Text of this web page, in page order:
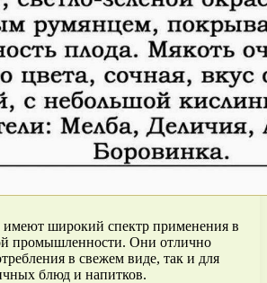
имеют широкий спектр применения в
промышленности. Они отлично
в свежем виде, так и для
блюд и напитков.